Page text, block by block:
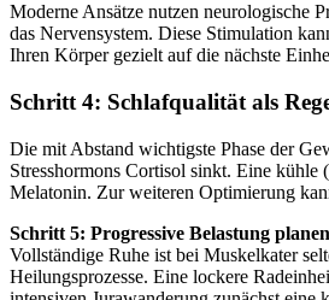
Moderne Ansätze nutzen neurologische
das Nervensystem. Diese Stimulation
Ihren Körper gezielt auf die nächste
Schritt 4: Schlafqualität als
Die mit Abstand wichtigste Phase der
Stresshormons Cortisol sinkt. Eine
Melatonin. Zur weiteren Optimierung
Schritt 5: Progressive Belastung planen
Vollständige Ruhe ist bei Muskelkater
Heilungsprozesse. Eine lockere